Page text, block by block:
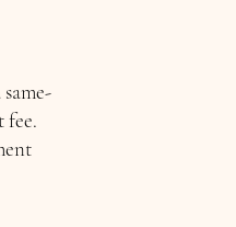
fee.